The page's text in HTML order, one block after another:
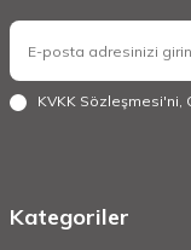
KVKK Sözleşmesi'ni,
Kategoriler